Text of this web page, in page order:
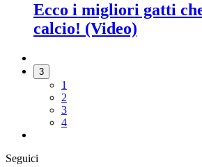
Ecco i migliori gatti
calcio! (Video)
3
1
2
3
4
Seguici